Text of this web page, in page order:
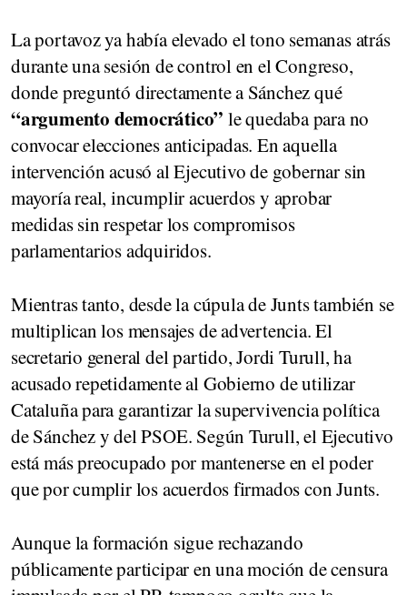
La portavoz ya había elevado el tono semanas atrás
durante una sesión de control en el Congreso,
donde preguntó directamente a Sánchez qué
“argumento democrático” le quedaba para no
convocar elecciones anticipadas. En aquella
intervención acusó al Ejecutivo de gobernar sin
mayoría real, incumplir acuerdos y aprobar
medidas sin respetar los compromisos
parlamentarios adquiridos.
Mientras tanto, desde la cúpula de Junts también se
multiplican los mensajes de advertencia. El
secretario general del partido, Jordi Turull, ha
acusado repetidamente al Gobierno de utilizar
Cataluña para garantizar la supervivencia política
de Sánchez y del PSOE. Según Turull, el Ejecutivo
está más preocupado por mantenerse en el poder
que por cumplir los acuerdos firmados con Junts.
Aunque la formación sigue rechazando
públicamente participar en una moción de censura